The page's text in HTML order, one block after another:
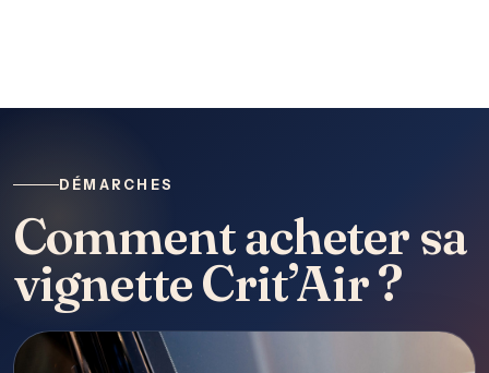
DÉMARCHES
Comment acheter sa
vignette Crit’Air ?